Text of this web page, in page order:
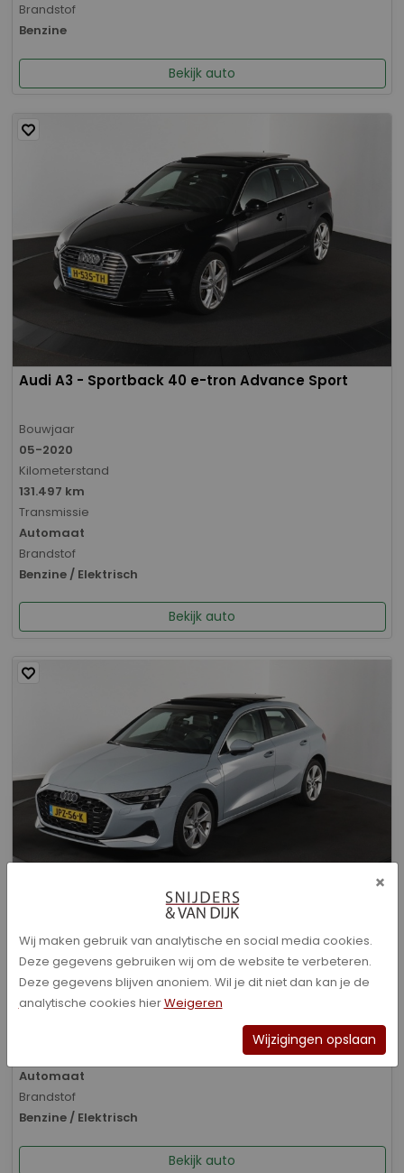
Brandstof
Benzine
Bekijk auto
Audi A3 - Sportback 40 e-tron Advance Sport
Bouwjaar
05-2020
Kilometerstand
131.497 km
Transmissie
Automaat
Brandstof
Benzine / Elektrisch
Bekijk auto
Audi A3 - Sportback 40 TFSI e Advanced edition
Bouwjaar
01-2026
Kilometerstand
Automaat
Brandstof
Benzine / Elektrisch
Bekijk auto
×
Wij maken gebruik van analytische en social media cookies.
Deze gegevens gebruiken wij om de website te verbeteren.
Deze gegevens blijven anoniem. Wil je dit niet dan kan je de
analytische cookies hierWeigeren
Wijzigingen opslaan